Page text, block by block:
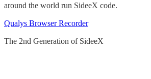
around the world run SideeX code.
Qualys Browser Recorder
The 2nd Generation of SideeX